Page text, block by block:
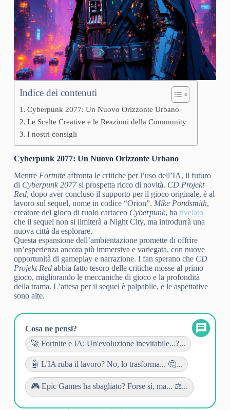
Indice dei contenuti
Cyberpunk 2077: Un Nuovo Orizzonte Urbano
Le Scelte Creative e le Reazioni della Community
I nostri consigli
Cyberpunk 2077: Un Nuovo Orizzonte Urbano
Mentre Fortniteaffronta le critiche per l’uso dell’IA, il futuro
di Cyberpunk 2077si prospetta ricco di novità. CD Projekt
Red, dopo aver concluso il supporto per il gioco originale, è al
lavoro sul sequel, nome in codice “Orion”. Mike Pondsmith,
creatore del gioco di ruolo cartaceo Cyberpunk, ha rivelato
che il sequel non si limiterà a Night City, ma introdurrà una
nuova città da esplorare.
Questa espansione dell’ambientazione promette di offrire
un’esperienza ancora più immersiva e variegata, con nuove
opportunità di gameplay e narrazione. I fan sperano che CD
Projekt Redabbia fatto tesoro delle critiche mosse al primo
gioco, migliorando le meccaniche di gioco e la profondità
della trama. L’attesa per il sequel è palpabile, e le aspettative
sono alte.
Cosa ne pensi?
🚀 Fortnite e IA: Un'evoluzione inevitabile...?...
🤖 L'IA ruba il lavoro? No, lo trasforma... 🤔...
🎮 Epic Games ha sbagliato? Forse sì, ma... ⚖️...